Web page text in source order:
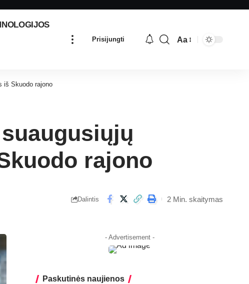
Prisijungti Aa
iš Skuodo rajono
rajono
Dalintis 2 Min. skaitymas
- Advertisement -
Paskutinės naujienos